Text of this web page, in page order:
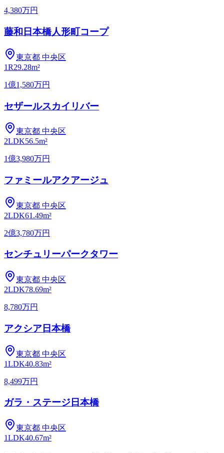
4,380万円
藤和日本橋人形町コープ
東京都 中央区
1R29.28m²
1億1,580万円
セザールスカイリバー
東京都 中央区
2LDK56.5m²
1億3,980万円
ファミールアクアージュ
東京都 中央区
2LDK61.49m²
2億3,780万円
センチュリーパークタワー
東京都 中央区
2LDK78.69m²
8,780万円
アクシア日本橋
東京都 中央区
1LDK40.83m²
8,499万円
ガラ・ステージ日本橋
東京都 中央区
1LDK40.67m²